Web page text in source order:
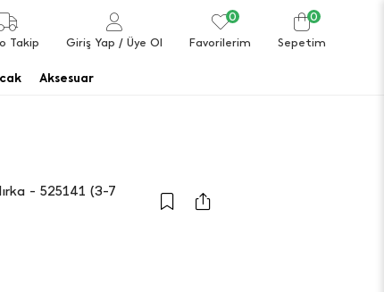
Takip Giriş Yap / Üye Ol
0
Favorilerim
0
Sepetim
Aksesuar
- 525141 (3-7